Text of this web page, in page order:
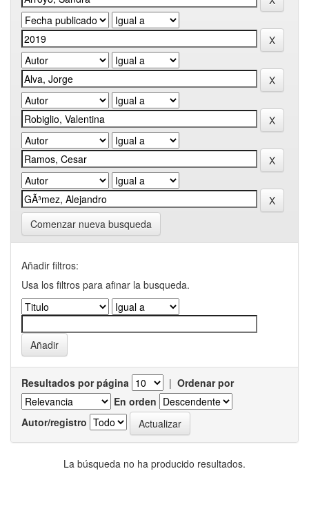
Comenzar nueva busqueda
Añadir filtros:
Usa los filtros para afinar la busqueda.
Resultados por página | Ordenar por
En orden
Autor/registro
La búsqueda no ha producido resultados.